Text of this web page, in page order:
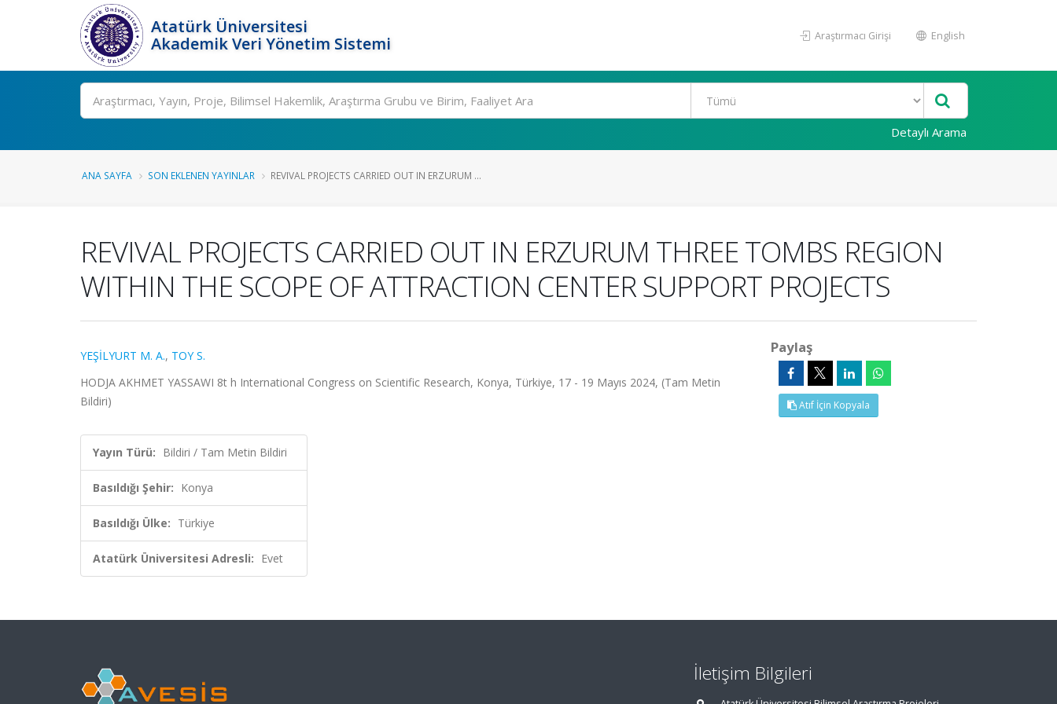
Atatürk Üniversitesi
Akademik Veri Yönetim Sistemi
Araştırmacı Girişi English
Ara
Detaylı Arama
ANA SAYFA SON EKLENEN YAYINLAR REVIVAL PROJECTS CARRIED OUT IN ERZURUM ...
REVIVAL PROJECTS CARRIED OUT IN ERZURUM THREE TOMBS REGION
WITHIN THE SCOPE OF ATTRACTION CENTER SUPPORT PROJECTS
YEŞİLYURT M. A., TOY S.
HODJA AKHMET YASSAWI 8t h International Congress on Scientific Research, Konya, Türkiye, 17 - 19 Mayıs 2024, (Tam Metin
Bildiri)
Yayın Türü: Bildiri / Tam Metin Bildiri
Basıldığı Şehir: Konya
Basıldığı Ülke: Türkiye
Atatürk Üniversitesi Adresli: Evet
Paylaş
Atıf İçin Kopyala
İletişim Bilgileri